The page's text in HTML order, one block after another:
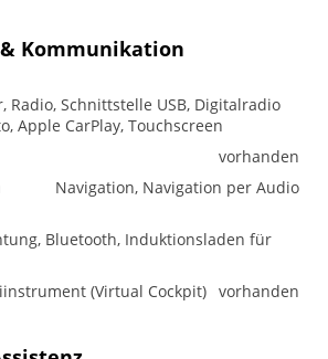
Kommunikation
Radio, Schnittstelle USB, Digitalradio
Apple CarPlay, Touchscreen
vorhanden
Navigation, Navigation per Audio
Bluetooth, Induktionsladen für
(Virtual Cockpit) vorhanden